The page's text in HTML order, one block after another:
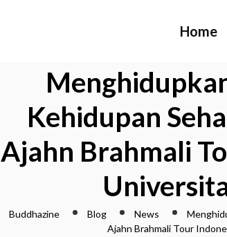
Home
Kehidupan
Ajahn Brahmali
Buddhazine Blog News
Ajahn Brahmali Tour